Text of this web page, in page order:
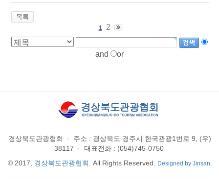
1 2
and or
경상북도관광협회 ·
주소 : 경상북도 경주시 한국관광1번로 9, (우)
38117
·
대표전화 : (054)745-0750
© 2017, 경상북도관광협회 . All Rights Reserved. Designed by Jinsan.